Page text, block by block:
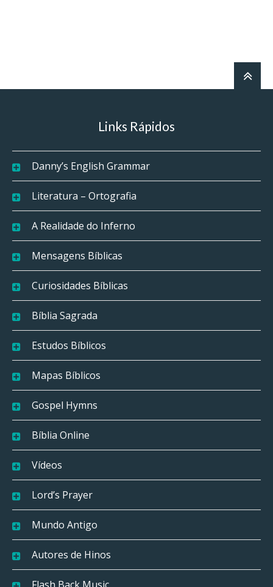
Links Rápidos
Danny’s English Grammar
Literatura – Ortografia
A Realidade do Inferno
Mensagens Bíblicas
Curiosidades Bíblicas
Bíblia Sagrada
Estudos Bíblicos
Mapas Bíblicos
Gospel Hymns
Bíblia Online
Vídeos
Lord’s Prayer
Mundo Antigo
Autores de Hinos